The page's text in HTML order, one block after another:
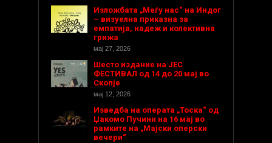
Изложбата „Меѓу нас“ на Индог
– визуелна приказна за
емпатија, надеж и колективна
грижа
мај 27, 2026
Шесто издание на ЈЕС
ФЕСТИВАЛ од 14 до 20 мај во
Скопје
мај 12, 2026
Изведба на операта „Тоска“ од
Џакомо Пучини на 16 мај во
рамките на „Мајски оперски
вечери“